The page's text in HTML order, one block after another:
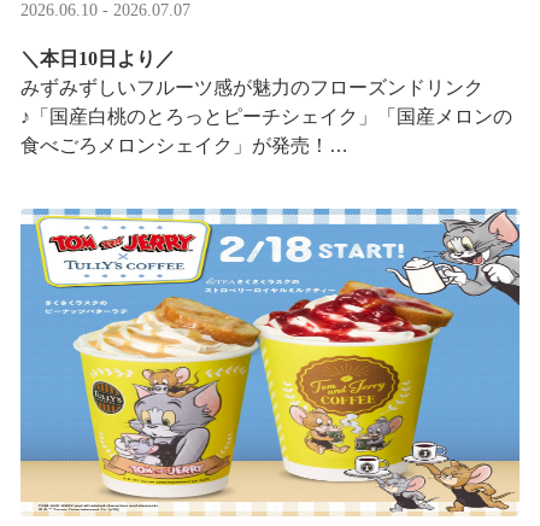
2026.06.10 - 2026.07.07
＼本日10日より／
みずみずしいフルーツ感が魅力のフローズンドリンク
♪「国産白桃のとろっとピーチシェイク」「国産メロンの
食べごろメロンシェイク」が発売！
ホイップクリームが無料で2倍 ···